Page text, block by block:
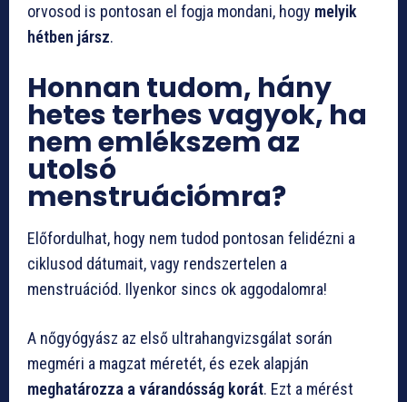
orvosod is pontosan el fogja mondani, hogy melyik
hétben jársz.
Honnan tudom, hány
hetes terhes vagyok, ha
nem emlékszem az
utolsó
menstruációmra?
Előfordulhat, hogy nem tudod pontosan felidézni a
ciklusod dátumait, vagy rendszertelen a
menstruációd. Ilyenkor sincs ok aggodalomra!
A nőgyógyász az első ultrahangvizsgálat során
megméri a magzat méretét, és ezek alapján
meghatározza a várandósság korát. Ezt a mérést